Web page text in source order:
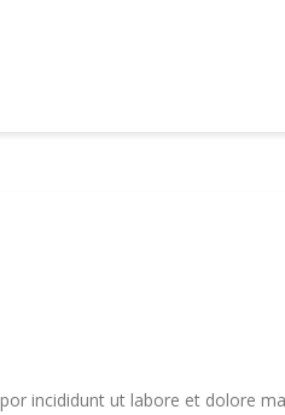
incididunt ut labore et dolore